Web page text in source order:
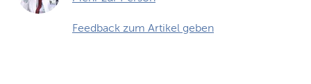
Feedback zum Artikel geben